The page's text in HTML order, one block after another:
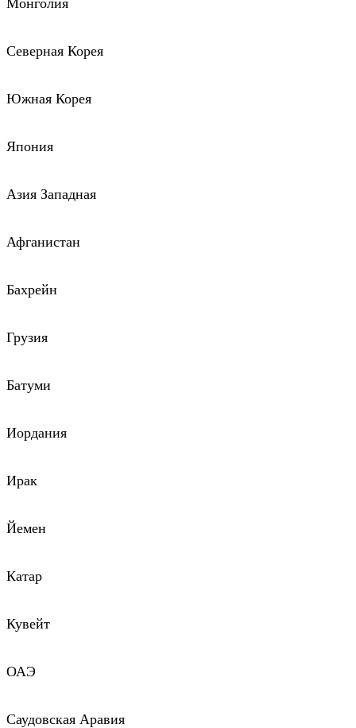
Монголия
Северная Корея
Южная Корея
Япония
Азия Западная
Афганистан
Бахрейн
Грузия
Батуми
Иордания
Ирак
Йемен
Катар
Кувейт
ОАЭ
Саудовская Аравия